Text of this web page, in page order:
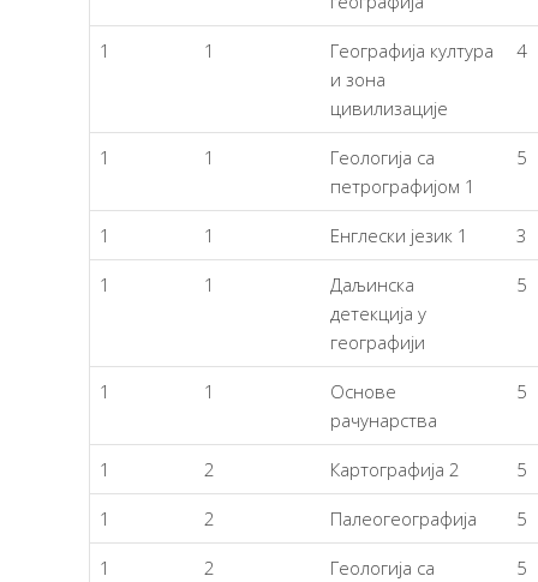
1 1
Географија култура
и зона
цивилизације
4
1 1
Геологија са
петрографијом 1
5
1 1 Енглески језик 1 3
1 1
Даљинска
детекција у
географији
5
1 1
Oснове
рачунарства
5
1 2 Картографија 2 5
1 2 Палеогеографија 5
1 2
Геологија са
5